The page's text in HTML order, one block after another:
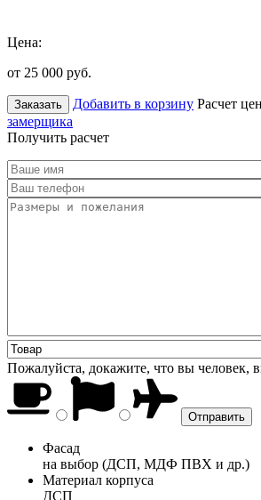
Цена:
от 25 000 руб.
Заказать Добавить в корзину Расчет
замерщика
Получить расчет
Пожалуйста, докажите, что вы человек,
Фасад
на выбор (ДСП, МДФ ПВХ и др.)
Материал корпуса
ДСП